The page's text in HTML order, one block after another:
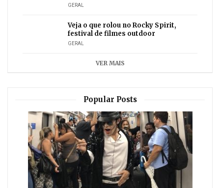
GERAL
Veja o que rolou no Rocky Spirit,
festival de filmes outdoor
GERAL
VER MAIS
Popular Posts